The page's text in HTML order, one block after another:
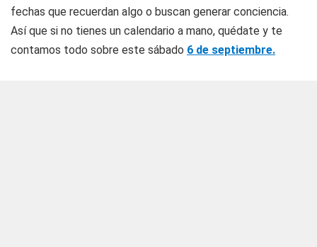
fechas que recuerdan algo o buscan generar conciencia.
Así que si no tienes un calendario a mano, quédate y te
contamos todo sobre este sábado 6 de septiembre.